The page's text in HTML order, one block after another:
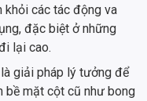
khỏi các tác động va
đặc biệt ở những
lại cao.
giải pháp lý tưởng để
bề mặt cột cũ như bong